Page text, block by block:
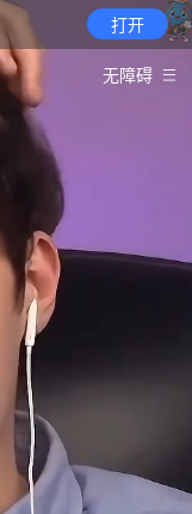
打开
无障碍